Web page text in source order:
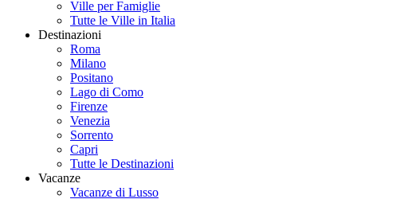
Ville per Famiglie
Tutte le Ville in Italia
Destinazioni
Roma
Milano
Positano
Lago di Como
Firenze
Venezia
Sorrento
Capri
Tutte le Destinazioni
Vacanze
Vacanze di Lusso